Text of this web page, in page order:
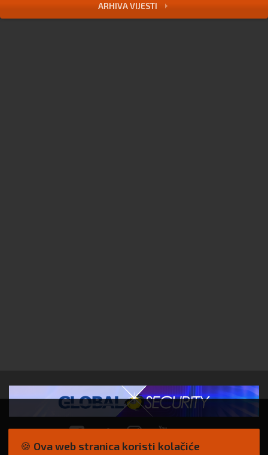
ARHIVA VIJESTI
🍪 Ova web stranica koristi kolačiće